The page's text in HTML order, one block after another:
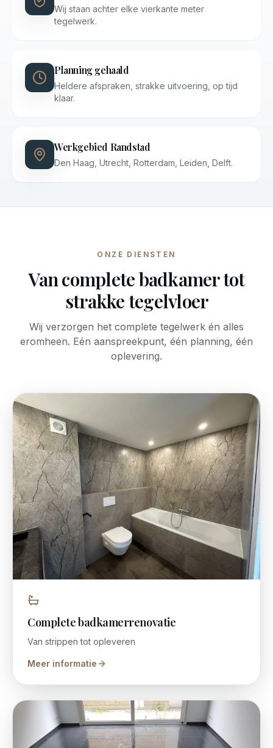
Wij staan achter elke vierkante meter
tegelwerk.
Planning gehaald
Heldere afspraken, strakke uitvoering, op tijd
klaar.
Werkgebied Randstad
Den Haag, Utrecht, Rotterdam, Leiden, Delft.
ONZE DIENSTEN
Van complete badkamer tot
strakke tegelvloer
Wij verzorgen het complete tegelwerk én alles
eromheen. Eén aanspreekpunt, één planning, één
oplevering.
Complete badkamerrenovatie
Van strippen tot opleveren
Meer informatie